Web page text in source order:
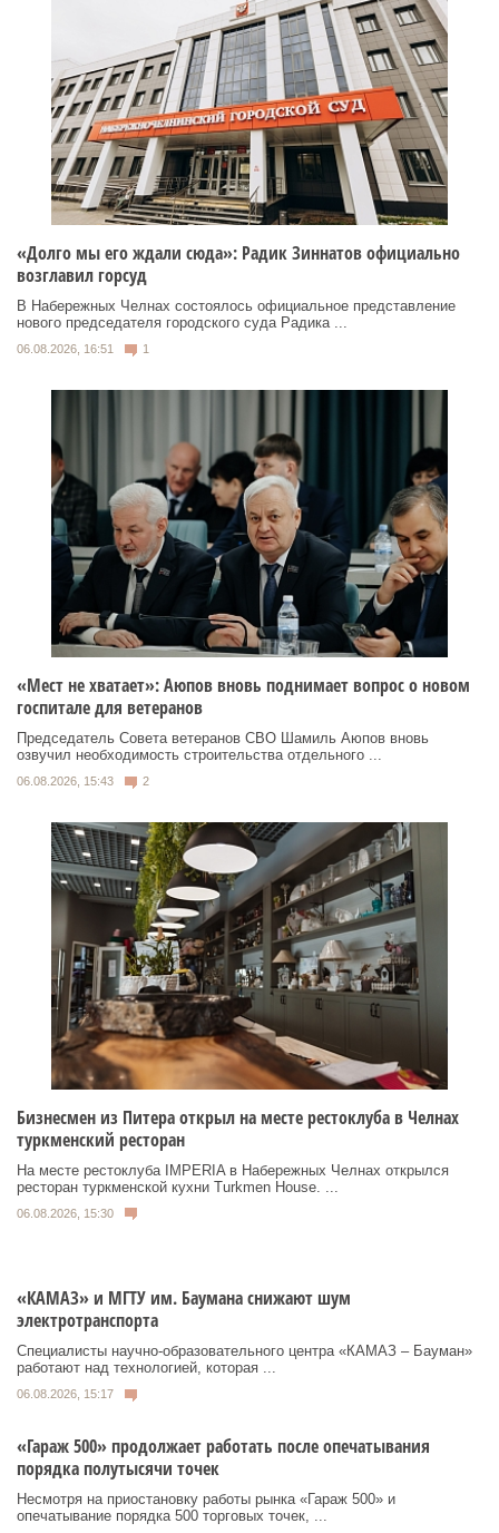
«Долго мы его ждали сюда»: Радик Зиннатов официально
возглавил горсуд
В Набережных Челнах состоялось официальное представление
нового председателя городского суда Радика ...
06.08.2026, 16:51 1
«Мест не хватает»: Аюпов вновь поднимает вопрос о новом
госпитале для ветеранов
Председатель Совета ветеранов СВО Шамиль Аюпов вновь
озвучил необходимость строительства отдельного ...
06.08.2026, 15:43 2
Бизнесмен из Питера открыл на месте рестоклуба в Челнах
туркменский ресторан
На месте рестоклуба IMPERIA в Набережных Челнах открылся
ресторан туркменской кухни Turkmen House. ...
06.08.2026, 15:30
«КАМАЗ» и МГТУ им. Баумана снижают шум
электротранспорта
Специалисты научно-образовательного центра «КАМАЗ – Бауман»
работают над технологией, которая ...
06.08.2026, 15:17
«Гараж 500» продолжает работать после опечатывания
порядка полутысячи точек
Несмотря на приостановку работы рынка «Гараж 500» и
опечатывание порядка 500 торговых точек, ...